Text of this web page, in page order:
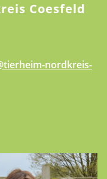
Coesfeld
nordkreis-